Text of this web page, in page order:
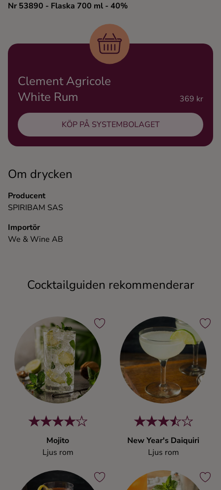
Ingredienser
Nr 53890 - Flaska 700 ml - 40%
Om drycken
Producent
SPIRIBAM SAS
Importör
We & Wine AB
Clement Agricole
White Rum
369 kr
KÖP PÅ SYSTEMBOLAGET
Cocktailguiden rekommenderar
Mojito
Ljus rom
New Year's Daiquiri
Ljus rom